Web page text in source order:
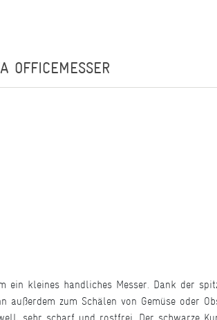
OFFICEMESSER
kleines handliches Messer. Dank der
zum Schälen von Gemüse oder